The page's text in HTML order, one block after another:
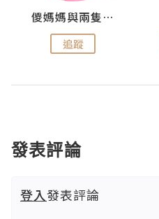
儍媽媽與兩隻小魔怪之家
追蹤
發表評論
登入發表評論